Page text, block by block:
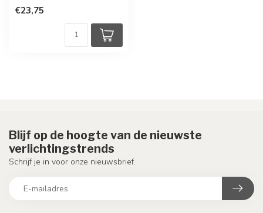
€23,75
Blijf op de hoogte van de nieuwste
verlichtingstrends
Schrijf je in voor onze nieuwsbrief.